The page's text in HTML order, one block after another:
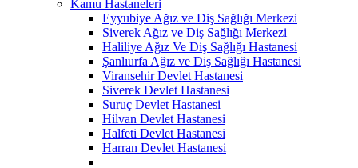
Kamu Hastaneleri
Eyyubiye Ağız ve Diş Sağlığı Merkezi
Siverek Ağız ve Diş Sağlığı Merkezi
Haliliye Ağız Ve Diş Sağlığı Hastanesi
Şanlıurfa Ağız ve Diş Sağlığı Hastanesi
Viransehir Devlet Hastanesi
Siverek Devlet Hastanesi
Suruç Devlet Hastanesi
Hilvan Devlet Hastanesi
Halfeti Devlet Hastanesi
Harran Devlet Hastanesi